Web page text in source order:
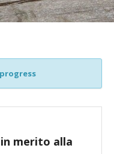
merito alla